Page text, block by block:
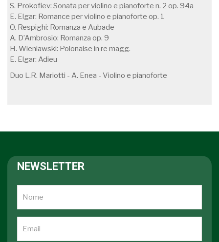
S. Prokofiev: Sonata per violino e pianoforte n. 2 op. 94a
E. Elgar: Romance per violino e pianoforte op. 1
O. Respighi: Romanza e Aubade
A. D’Ambrosio: Romanza op. 9
H. Wieniawski: Polonaise in re magg.
E. Elgar: Adieu
Duo L.R. Mariotti - A. Enea - Violino e pianoforte
NEWSLETTER